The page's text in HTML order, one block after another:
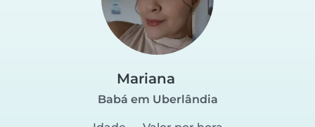
Mariana
Babá em Uberlândia